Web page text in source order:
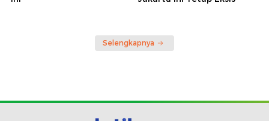
Selengkapnya